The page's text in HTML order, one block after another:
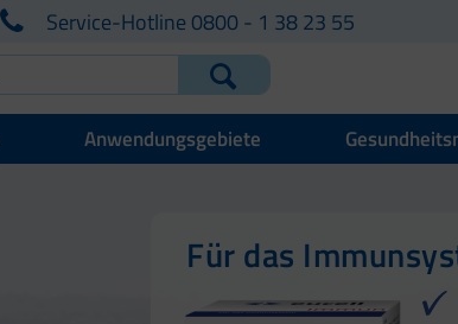
Service-Hotline 0800 - 1 38 23 55
Anwendungsgebiete
Für das
Für Haut, Haare
Für Ihre natürliche